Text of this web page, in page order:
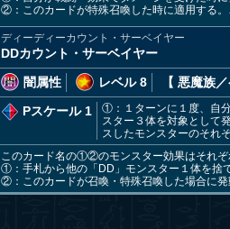
②：このカードが特殊召喚した時に適用する。
ディーディーカウント・サーベイヤー
DDカウント・サーベイヤー
闇属性
レベル 8 【 悪魔族
Pスケール 1
①：１ターンに１度、自
スター３体を対象として
スしたモンスターのそれ
このカード名の①②のモンスター効果はそれぞ
①：手札から他の「DD」モンスター１体を捨
②：このカードが召喚・特殊召喚した場合に